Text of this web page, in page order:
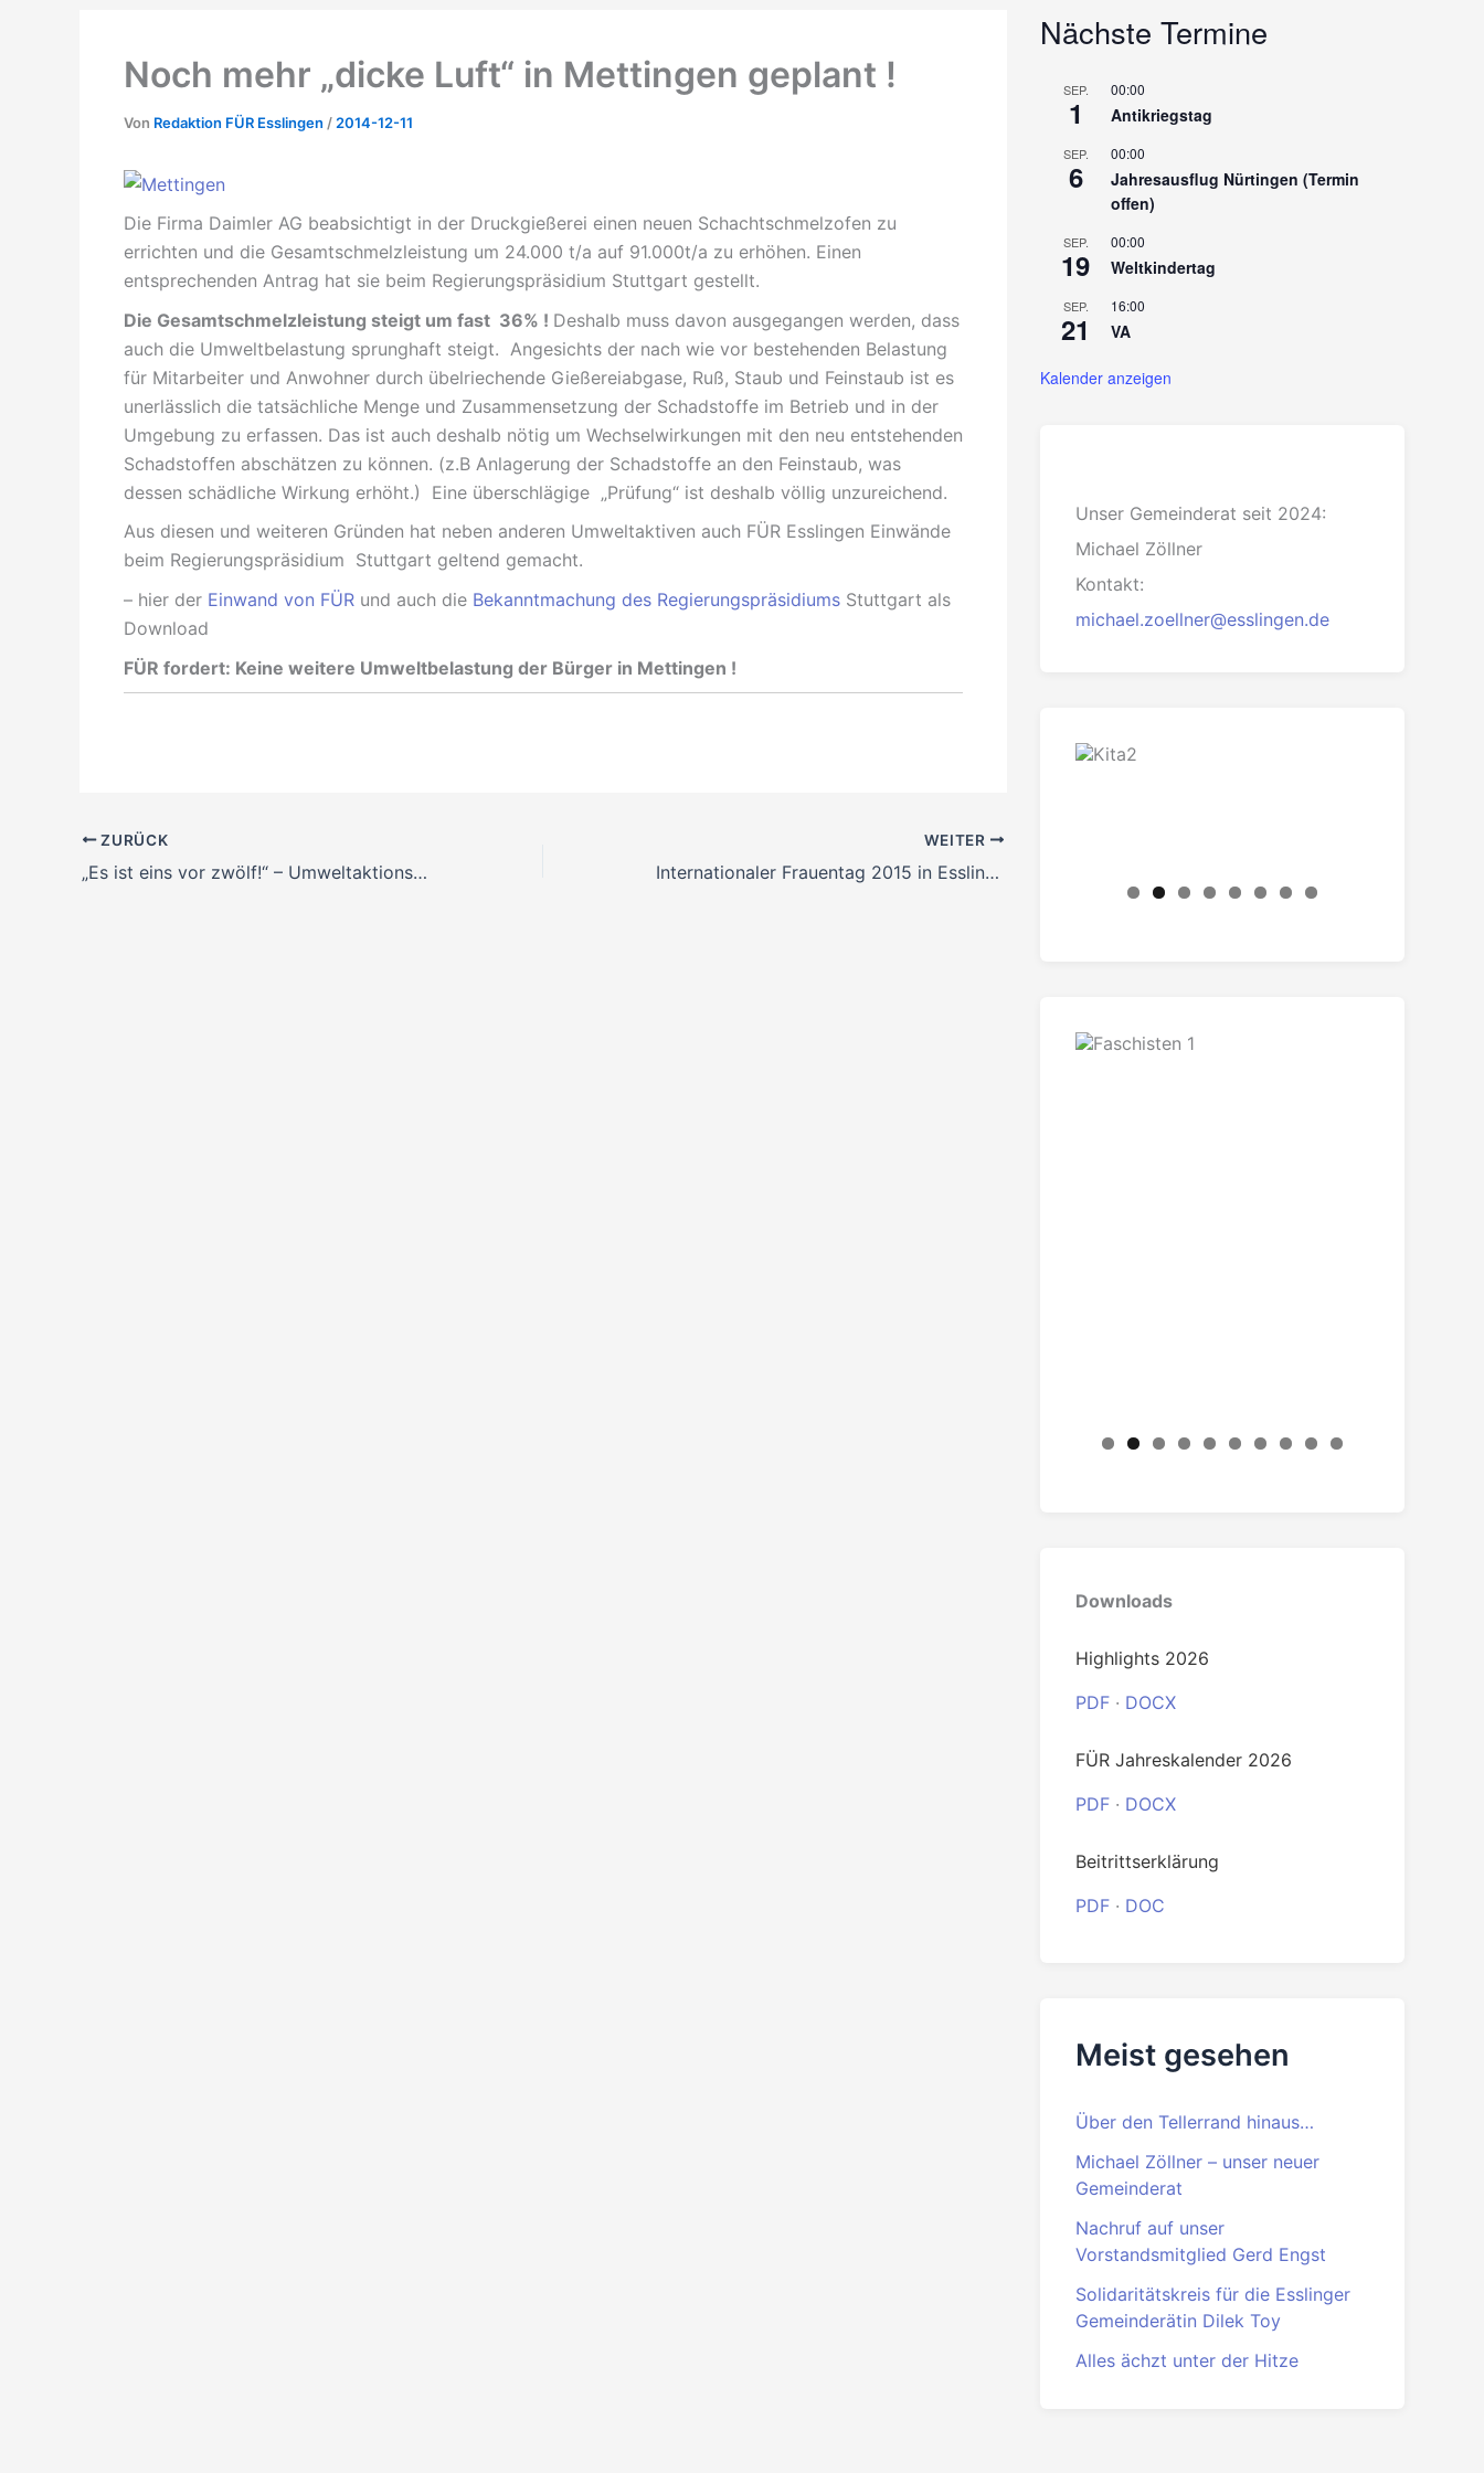
Noch mehr „dicke Luft“ in Mettingen geplant !
Von Redaktion FÜR Esslingen / 2014-12-11
Die Firma Daimler AG beabsichtigt in der Druckgießerei einen neuen Schachtschmelzofen zu
errichten und die Gesamtschmelzleistung um 24.000 t/a auf 91.000t/a zu erhöhen. Einen
entsprechenden Antrag hat sie beim Regierungspräsidium Stuttgart gestellt.
Die Gesamtschmelzleistung steigt um fast 36% ! Deshalb muss davon ausgegangen werden, dass
auch die Umweltbelastung sprunghaft steigt. Angesichts der nach wie vor bestehenden Belastung
für Mitarbeiter und Anwohner durch übelriechende Gießereiabgase, Ruß, Staub und Feinstaub ist es
unerlässlich die tatsächliche Menge und Zusammensetzung der Schadstoffe im Betrieb und in der
Umgebung zu erfassen. Das ist auch deshalb nötig um Wechselwirkungen mit den neu entstehenden
Schadstoffen abschätzen zu können. (z.B Anlagerung der Schadstoffe an den Feinstaub, was
dessen schädliche Wirkung erhöht.) Eine überschlägige „Prüfung“ ist deshalb völlig unzureichend.
Aus diesen und weiteren Gründen hat neben anderen Umweltaktiven auch FÜR Esslingen Einwände
beim Regierungspräsidium Stuttgart geltend gemacht.
– hier der Einwand von FÜR und auch die Bekanntmachung des Regierungspräsidiums Stuttgart als
Download
FÜR fordert: Keine weitere Umweltbelastung der Bürger in Mettingen !
ZURÜCK
„Es ist eins vor zwölf!“ – Umweltaktionstag am 6.12.2014 in Esslingen
WEITER
Internationaler Frauentag 2015 in Esslingen
Nächste Termine
SEP.
1
00:00
Antikriegstag
SEP.
6
00:00
Jahresausflug Nürtingen (Termin
offen)
SEP.
19
00:00
Weltkindertag
SEP.
21
16:00
VA
Kalender anzeigen
Unser Gemeinderat seit 2024:
Michael Zöllner
Kontakt:
michael.zoellner@esslingen.de
Downloads
PDF·DOCX
· DOC
Meist gesehen
Über den Tellerrand hinaus…
Michael Zöllner – unser neuer
Gemeinderat